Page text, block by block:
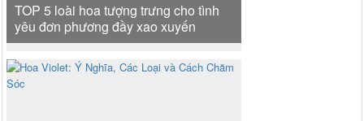
TOP 5 loài hoa tượng trưng cho tình
yêu đơn phương đầy xao xuyến